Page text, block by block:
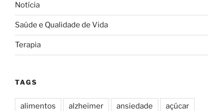
Notícia
Saúde e Qualidade de Vida
Terapia
TAGS
alimentos alzheimer ansiedade açúcar